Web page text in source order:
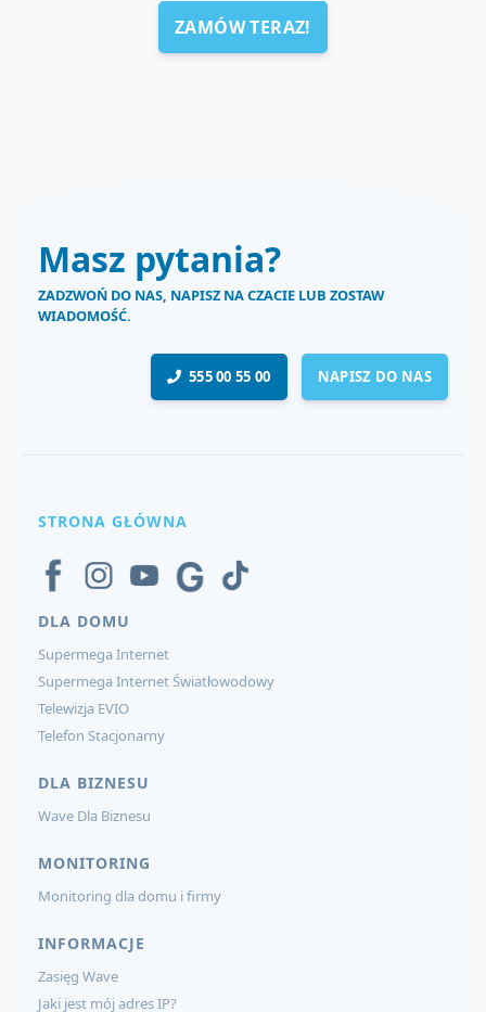
ZAMÓW TERAZ!
Masz pytania?
ZADZWOŃ DO NAS, NAPISZ NA CZACIE LUB ZOSTAW
WIADOMOŚĆ.
555 00 55 00 NAPISZ DO NAS
STRONA GŁÓWNA
DLA DOMU
Supermega Internet
Supermega Internet Światłowodowy
Telewizja EVIO
Telefon Stacjonarny
DLA BIZNESU
Wave Dla Biznesu
MONITORING
Monitoring dla domu i firmy
INFORMACJE
Zasięg Wave
Jaki jest mój adres IP?